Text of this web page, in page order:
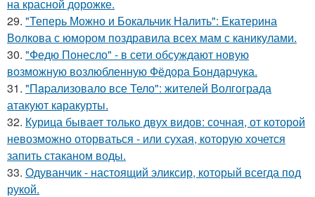
на красной дорожке.
29. "Теперь Можно и Бокальчик Налить": Екатерина
Волкова с юмором поздравила всех мам с каникулами.
30. "Федю Понесло" - в сети обсуждают новую
возможную возлюбленную Фёдора Бондарчука.
31. "Пapализовало все Тело": жителей Волгограда
атакуют каракурты.
32. Курица бывает только двух видов: сочная, от которой
невозможно оторваться - или сухая, которую хочется
запить стаканом воды.
33. Одуванчик - настоящий эликсир, который всегда под
рукой.